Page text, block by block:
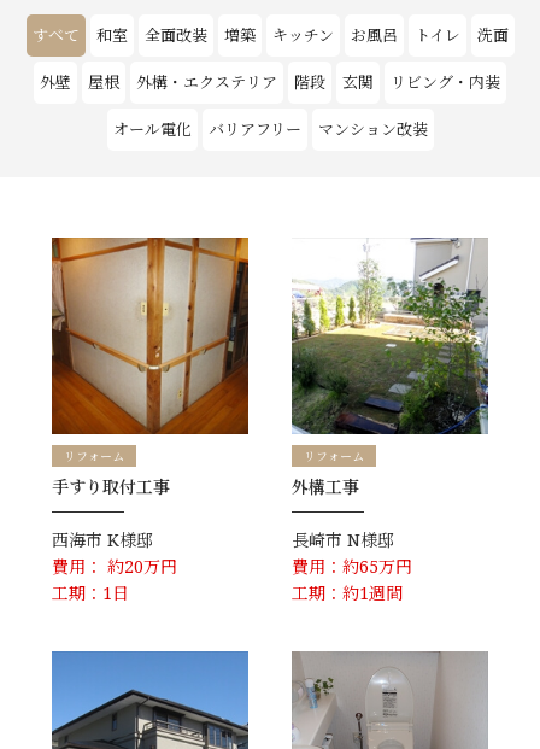
リフォーム
SDGs
企業情報
採用情報
すべて 和室 全面改装 増築 キッチン お風呂 トイレ 洗面
外壁 屋根 外構・エクステリア 階段 玄関 リビング・内装
オール電化 バリアフリー マンション改装
リフォーム
手すり取付工事
西海市 K様邸
費用： 約20万円
工期：1日
リフォーム
外構工事
長崎市 N様邸
費用：約65万円
工期：約1週間